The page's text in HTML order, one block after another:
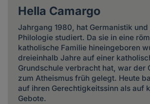
Hella Camargo
Jahrgang 1980, hat Germanistik
Philologie studiert. Da sie in eine
katholische Familie hineingeboren
dreieinhalb Jahre auf einer
Grundschule verbracht hat, war der
zum Atheismus früh gelegt. Heute
auf ihren Gerechtigkeitssinn als auf
Gebote.